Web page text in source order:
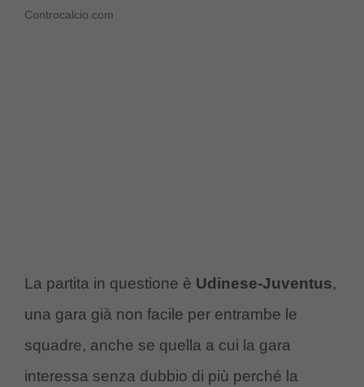
Controcalcio.com
La partita in questione è Udinese-Juventus,
una gara già non facile per entrambe le
squadre, anche se quella a cui la gara
interessa senza dubbio di più perché la